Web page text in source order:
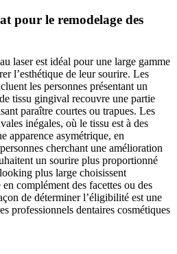
pour le remodelage des
laser est idéal pour une large gamme
l’esthétique de leur sourire. Les
les personnes présentant un
tissu gingival recouvre une partie
paraître courtes ou trapues. Les
inégales, où le tissu est à des
apparence asymétrique, en
cherchant une amélioration
un sourire plus proportionné
plus large choisissent
complément des facettes ou des
de déterminer l’éligibilité est une
professionnels dentaires cosmétiques